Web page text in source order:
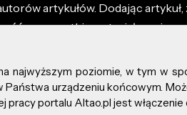
artykułów. Dodając artykuł,
za wszystkie materiały
najwyższym poziomie, w tym w
urządzeniu końcowym.
portalu Altao.pl jest włączenie